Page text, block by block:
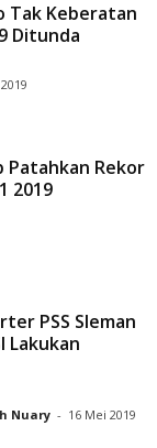
Tak Keberatan
Ditunda
Patahkan Rekor
2019
PSS Sleman
Lakukan
Nuary - 16 Mei 2019